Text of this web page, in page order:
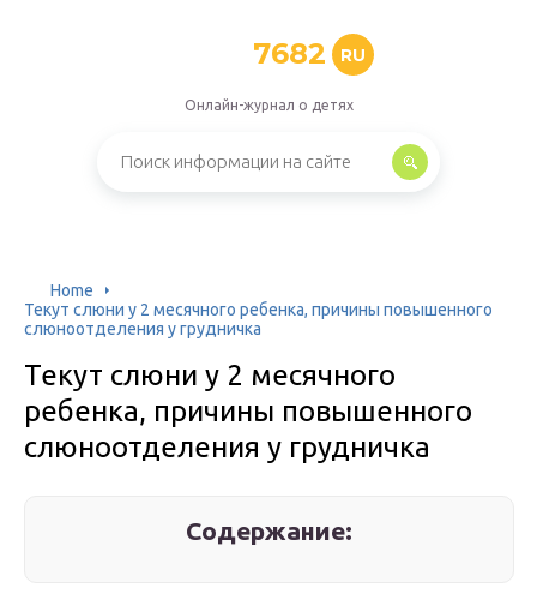
7682 RU
Онлайн-журнал о детях
Home
Текут слюни у 2 месячного ребенка, причины повышенного
слюноотделения у грудничка
Текут слюни у 2 месячного
ребенка, причины повышенного
слюноотделения у грудничка
Содержание: